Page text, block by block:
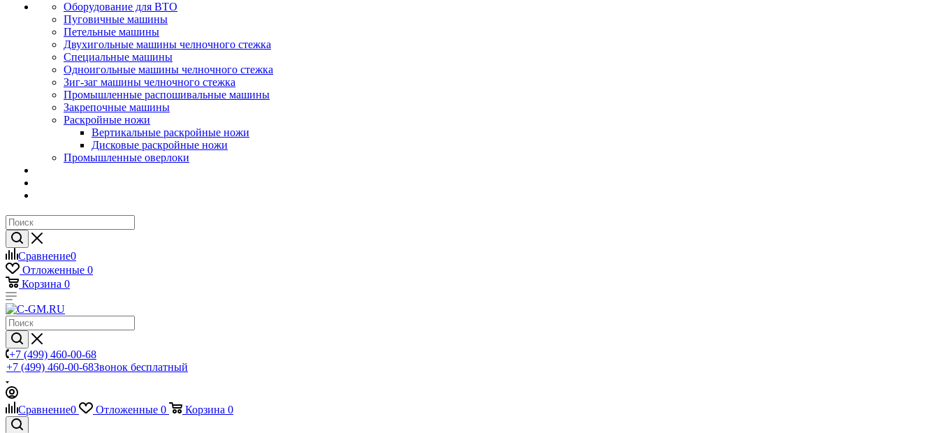
Оборудование для ВТО
Пуговичные машины
Петельные машины
Двухигольные машины челночного стежка
Специальные машины
Одноигольные машины челночного стежка
Зиг-заг машины челночного стежка
Промышленные распошивальные машины
Закрепочные машины
Раскройные ножи
Вертикальные раскройные ножи
Дисковые раскройные ножи
Промышленные оверлоки
Сравнение0
Отложенные 0
Корзина 0
+7 (499) 460-00-68
+7 (499) 460-00-68Звонок бесплатный
Сравнение0 Отложенные 0 Корзина 0